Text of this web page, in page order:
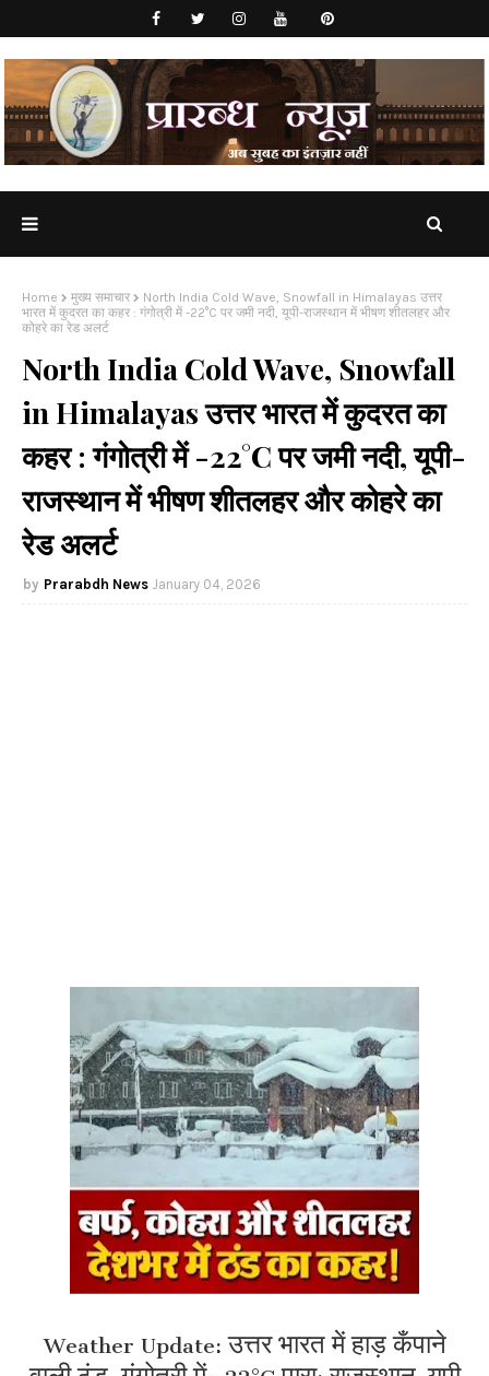
Home मुख्य समाचार
North India Cold Wave, Snowfall in Himalayas उत्तर
भारत में कुदरत का कहर : गंगोत्री में -22°C पर जमी नदी, यूपी-राजस्थान में भीषण शीतलहर और
कोहरे का रेड अलर्ट
North India Cold Wave, Snowfall
in Himalayas उत्तर भारत में कुदरत का
कहर : गंगोत्री में -22°C पर जमी नदी, यूपी-
राजस्थान में भीषण शीतलहर और कोहरे का
रेड अलर्ट
Prarabdh News January 04, 2026
Weather Update: उत्तर भारत में हाड़ कँपाने